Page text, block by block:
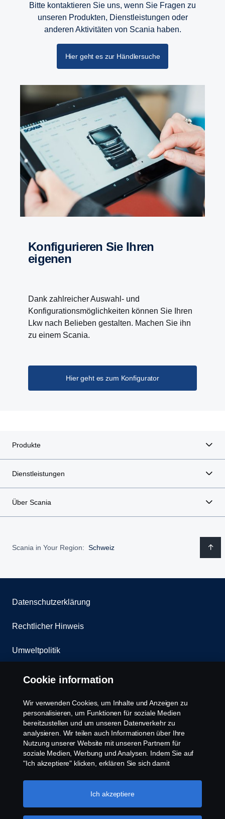
Bitte kontaktieren Sie uns, wenn Sie Fragen zu
unseren Produkten, Dienstleistungen oder
anderen Aktivitäten von Scania haben.
Hier geht es zur Händlersuche
Konfigurieren Sie Ihren
eigenen
Dank zahlreicher Auswahl- und
Konfigurationsmöglichkeiten können Sie Ihren
Lkw nach Belieben gestalten. Machen Sie ihn
zu einem Scania.
Hier geht es zum Konfigurator
Produkte
Dienstleistungen
Über Scania
Scania in Your Region: Schweiz
Datenschutzerklärung
Rechtlicher Hinweis
Umweltpolitik
Whistleblowing
Kontakt
Cookies Politik
Cookie Einstellungen
Cookie information
Wir verwenden Cookies, um Inhalte und Anzeigen zu
personalisieren, um Funktionen für soziale Medien
bereitzustellen und um unseren Datenverkehr zu
analysieren. Wir teilen auch Informationen über Ihre
Nutzung unserer Website mit unseren Partnern für
soziale Medien, Werbung und Analysen. Indem Sie auf
"Ich akzeptiere" klicken, erklären Sie sich damit
Informationen weitergegeben werden. Sie können Ihre
Cookies auch verwalten, indem Sie auf die "Cookie-
Ich akzeptiere